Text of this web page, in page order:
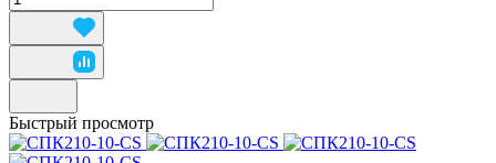
Быстрый просмотр